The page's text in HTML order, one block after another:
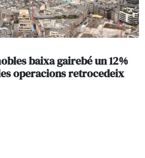
baixa gairebé un 12%
operacions retrocedeix